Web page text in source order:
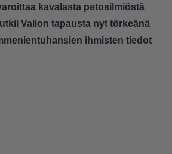
kavalasta petosilmiöstä
Valion tapausta nyt törkeänä
ihmisten tiedot